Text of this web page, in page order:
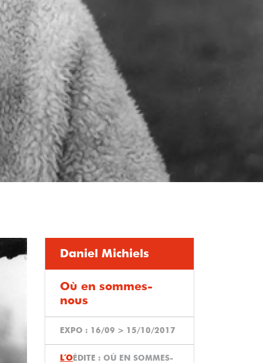
Daniel Michiels
Où en sommes-
nous
EXPO : 16/09 > 15/10/2017
ÉDITE : OÙ EN SOMMES-